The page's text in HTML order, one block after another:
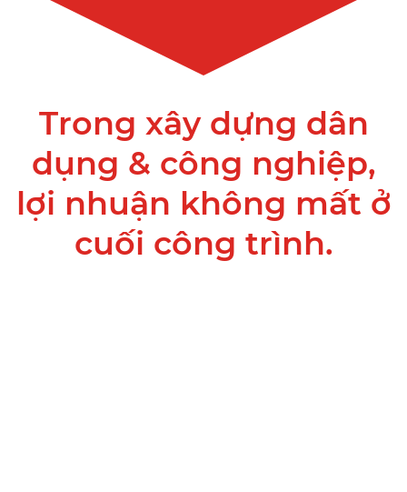
Trong xây dựng dân
dụng & công nghiệp,
lợi nhuận không mất ở
cuối công trình.